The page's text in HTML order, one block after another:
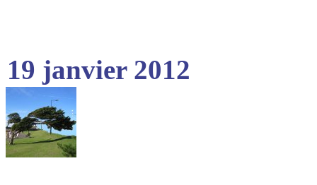
19 janvier 2012